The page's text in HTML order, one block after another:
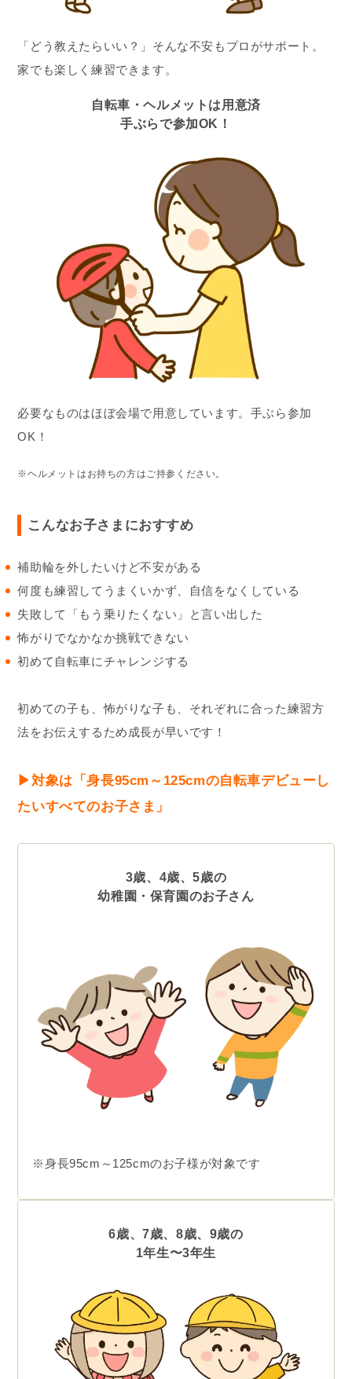
「どう教えたらいい？」そんな不安もプロがサポート。
家でも楽しく練習できます。
自転車・ヘルメットは用意済
手ぶらで参加OK！
必要なものはほぼ会場で用意しています。手ぶら参加
OK！
※ヘルメットはお持ちの方はご持参ください。
こんなお子さまにおすすめ
補助輪を外したいけど不安がある
何度も練習してうまくいかず、自信をなくしている
失敗して「もう乗りたくない」と言い出した
怖がりでなかなか挑戦できない
初めて自転車にチャレンジする
初めての子も、怖がりな子も、それぞれに合った練習方
法をお伝えするため成長が早いです！
▶︎対象は「身長95cm～125cmの自転車デビューし
たいすべてのお子さま」
3歳、4歳、5歳の
幼稚園・保育園のお子さん
※身長95cm～125cmのお子様が対象です
6歳、7歳、8歳、9歳の
1年生〜3年生